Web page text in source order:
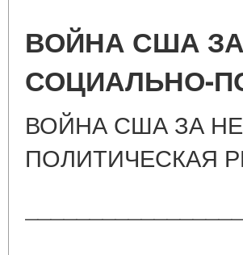
ВОЙНА США
СОЦИАЛЬНО-
ВОЙНА США ЗА
ПОЛИТИЧЕСКАЯ